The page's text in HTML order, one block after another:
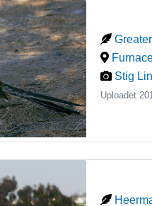
Stig
Uploadet